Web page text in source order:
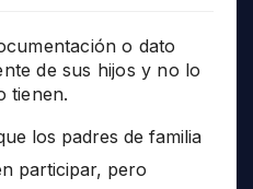
o dato
de sus hijos y no lo
tienen.
los padres de familia
participar, pero